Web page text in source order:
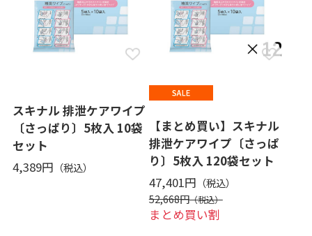
スキナル 排泄ケアワイプ
〔さっぱり〕5枚入 10袋
セット
4,389円
【まとめ買い】スキナル
排泄ケアワイプ〔さっぱ
り〕5枚入 120袋セット
47,401円
52,668円
まとめ買い割